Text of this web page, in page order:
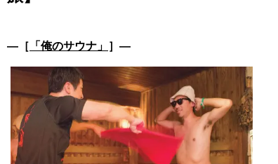
―［ 「俺のサウナ」 ］―